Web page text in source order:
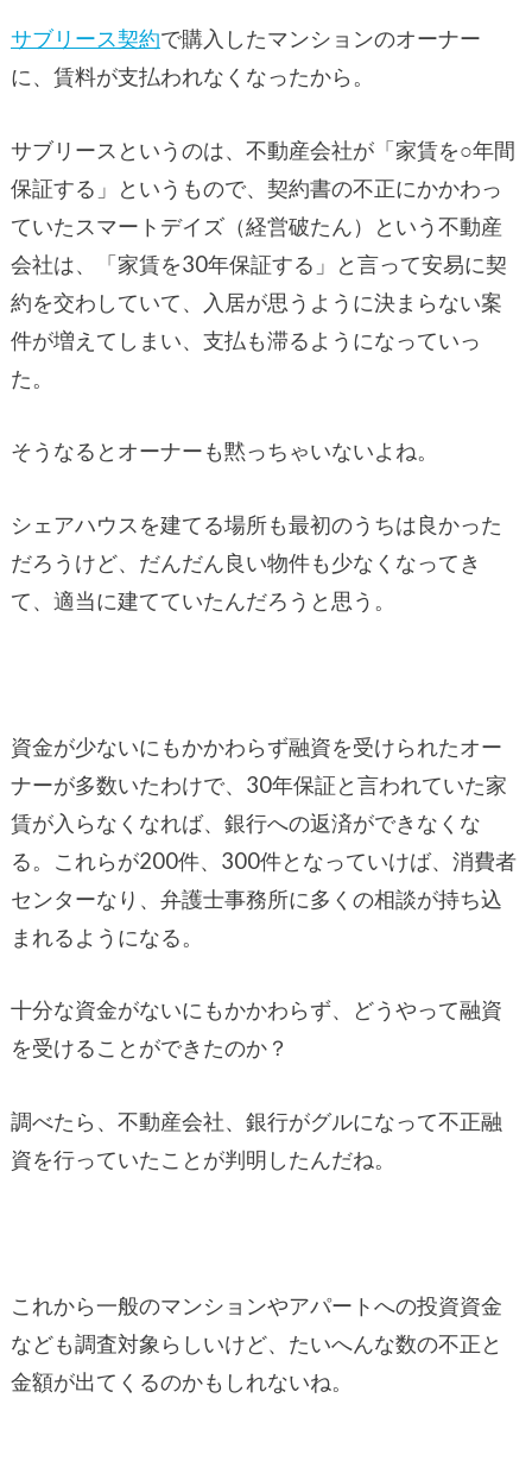
サブリース契約で購入したマンションのオーナー
に、賃料が支払われなくなったから。
サブリースというのは、不動産会社が「家賃を○年間
保証する」というもので、契約書の不正にかかわっ
ていたスマートデイズ（経営破たん）という不動産
会社は、「家賃を30年保証する」と言って安易に契
約を交わしていて、入居が思うように決まらない案
件が増えてしまい、支払も滞るようになっていっ
た。
そうなるとオーナーも黙っちゃいないよね。
シェアハウスを建てる場所も最初のうちは良かった
だろうけど、だんだん良い物件も少なくなってき
て、適当に建てていたんだろうと思う。
資金が少ないにもかかわらず融資を受けられたオー
ナーが多数いたわけで、30年保証と言われていた家
賃が入らなくなれば、銀行への返済ができなくな
る。これらが200件、300件となっていけば、消費者
センターなり、弁護士事務所に多くの相談が持ち込
まれるようになる。
十分な資金がないにもかかわらず、どうやって融資
を受けることができたのか？
調べたら、不動産会社、銀行がグルになって不正融
資を行っていたことが判明したんだね。
これから一般のマンションやアパートへの投資資金
なども調査対象らしいけど、たいへんな数の不正と
金額が出てくるのかもしれないね。